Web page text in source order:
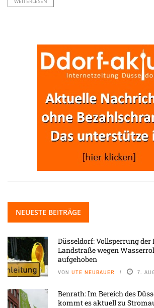
NEUESTE BEITRÄGE
Düsseldorf: Vollsperrung der
Landstraße wegen
aufgehoben
VON UTE NEUBAUER 7.
Benrath: Im Bereich des
kommt es aktuell zu